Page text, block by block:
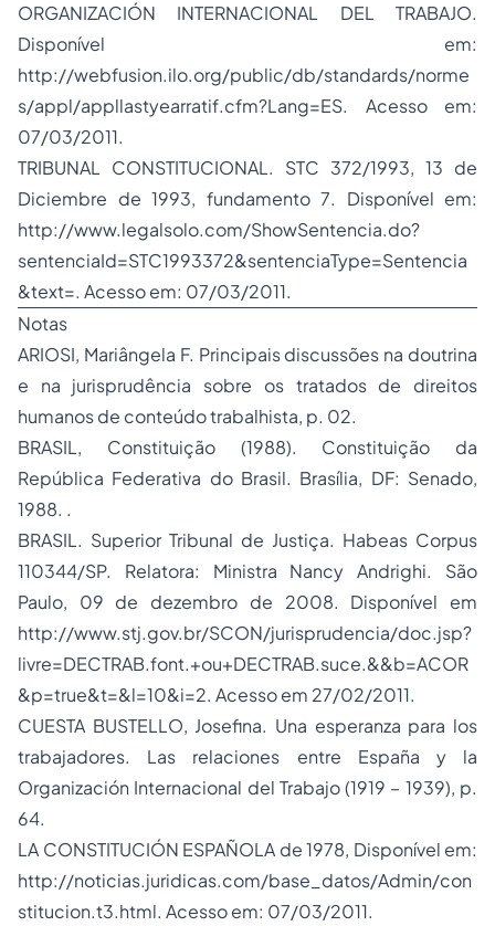
ORGANIZACIÓN INTERNACIONAL DEL TRABAJO.
Disponível em:
http://webfusion.ilo.org/public/db/standards/norme
s/appl/appllastyearratif.cfm?Lang=ES. Acesso em:
07/03/2011.
TRIBUNAL CONSTITUCIONAL. STC 372/1993, 13 de
Diciembre de 1993, fundamento 7. Disponível em:
http://www.legalsolo.com/ShowSentencia.do?
sentenciaId=STC1993372&sentenciaType=Sentencia
&text=. Acesso em: 07/03/2011.
Notas
ARIOSI, Mariângela F. Principais discussões na doutrina
e na jurisprudência sobre os tratados de direitos
humanos de conteúdo trabalhista, p. 02.
BRASIL, Constituição (1988). Constituição da
República Federativa do Brasil. Brasília, DF: Senado,
1988. .
BRASIL. Superior Tribunal de Justiça. Habeas Corpus
110344/SP. Relatora: Ministra Nancy Andrighi. São
Paulo, 09 de dezembro de 2008. Disponível em
http://www.stj.gov.br/SCON/jurisprudencia/doc.jsp?
livre=DECTRAB.font.+ou+DECTRAB.suce.&&b=ACOR
&p=true&t=&l=10&i=2. Acesso em 27/02/2011.
CUESTA BUSTELLO, Josefina. Una esperanza para los
trabajadores. Las relaciones entre España y la
Organización Internacional del Trabajo (1919 – 1939), p.
64.
LA CONSTITUCIÓN ESPAÑOLA de 1978, Disponível em:
http://noticias.juridicas.com/base_datos/Admin/con
stitucion.t3.html. Acesso em: 07/03/2011.